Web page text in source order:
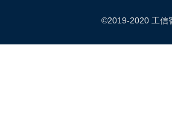
©2019-2020 工信